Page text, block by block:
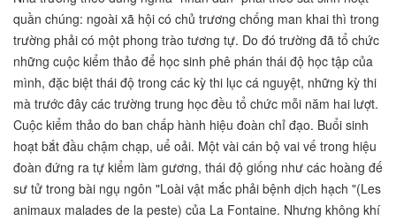
quần chúng: ngoài xã hội có chủ trương chống man khai thì trong
trường phải có một phong trào tương tự. Do đó trường đã tổ chức
những cuộc kiểm thảo để học sinh phê phán thái độ học tập của
mình, đặc biệt thái độ trong các kỳ thi lục cá nguyệt, những kỳ thi
mà trước đây các trường trung học đều tổ chức mỗi năm hai lượt.
Cuộc kiểm thảo do ban chấp hành hiệu đoàn chỉ đạo. Buổi sinh
hoạt bắt đầu chậm chạp, uể oải. Một vài cán bộ vai vế trong hiệu
đoàn đứng ra tự kiểm làm gương, thái độ giống như các hoàng đế
sư tử trong bài ngụ ngôn "Loài vật mắc phải bệnh dịch hạch "(Les
animaux malades de la peste) của La Fontaine. Nhưng không khí